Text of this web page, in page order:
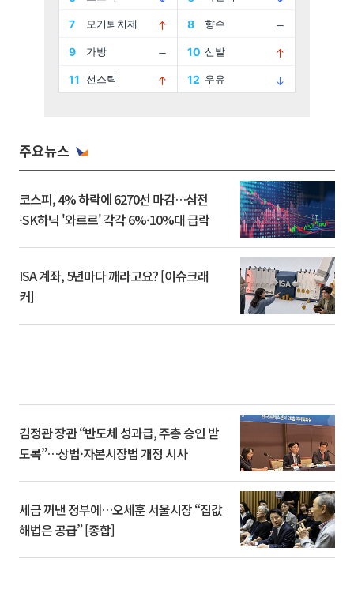
주요뉴스
코스피, 4% 하락에 6270선 마감…삼전
·SK하닉 '와르르' 각각 6%·10%대 급락
ISA 계좌, 5년마다 깨라고요? [이슈크래
커]
김정관 장관 “반도체 성과급, 주총 승인 받
도록”…상법·자본시장법 개정 시사
세금 꺼낸 정부에…오세훈 서울시장 “집값
해법은 공급” [종합]